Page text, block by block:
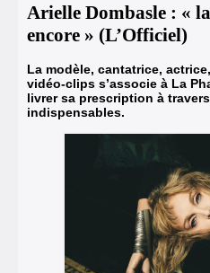
Arielle Dombasle : «
encore » (L’Officiel)
La modèle, cantatrice,
vidéo-clips s’associe à La
livrer sa prescription à
indispensables.